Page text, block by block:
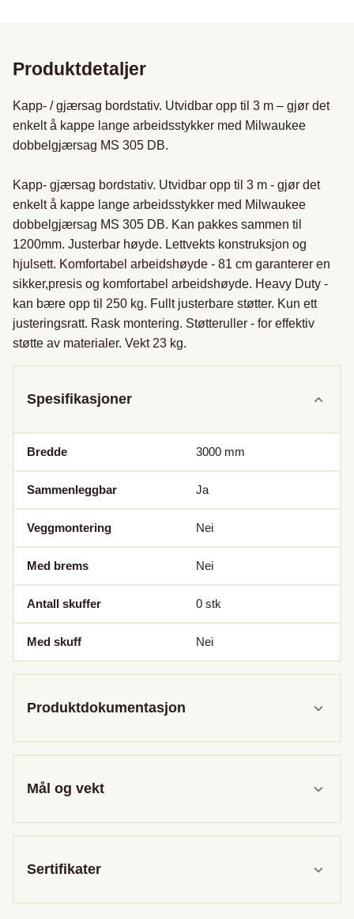
Produktdetaljer
Kapp- / gjærsag bordstativ. Utvidbar opp til 3 m – gjør det
enkelt å kappe lange arbeidsstykker med Milwaukee
dobbelgjærsag MS 305 DB.
Kapp- gjærsag bordstativ. Utvidbar opp til 3 m - gjør det
enkelt å kappe lange arbeidsstykker med Milwaukee
dobbelgjærsag MS 305 DB. Kan pakkes sammen til
1200mm. Justerbar høyde. Lettvekts konstruksjon og
hjulsett. Komfortabel arbeidshøyde - 81 cm garanterer en
sikker,presis og komfortabel arbeidshøyde. Heavy Duty -
kan bære opp til 250 kg. Fullt justerbare støtter. Kun ett
justeringsratt. Rask montering. Støtteruller - for effektiv
støtte av materialer. Vekt 23 kg.
Spesifikasjoner
Bredde 3000 mm
Sammenleggbar Ja
Veggmontering Nei
Med brems Nei
Antall skuffer 0 stk
Med skuff Nei
Produktdokumentasjon
Mål og vekt
Sertifikater